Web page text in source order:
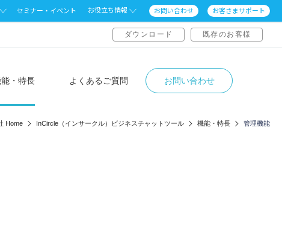
セミナー・イベント お役立ち情報 お問い合わせ お客さまサポート
ダウンロード 既存のお客様
・特長 よくあるご質問 お問い合わせ
Home InCircle（インサークル）ビジネスチャットツール 機能・特長 管理機能